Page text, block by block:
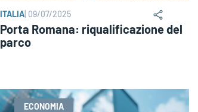
ITALIA 09/07/2025
Porta Romana: riqualificazione del
parco
ECONOMIA